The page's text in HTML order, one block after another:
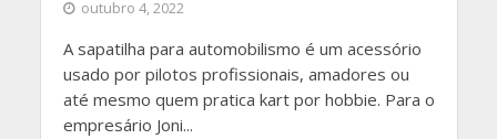
outubro 4, 2022
A sapatilha para automobilismo é um acessório
usado por pilotos profissionais, amadores ou
até mesmo quem pratica kart por hobbie. Para o
empresário Joni...